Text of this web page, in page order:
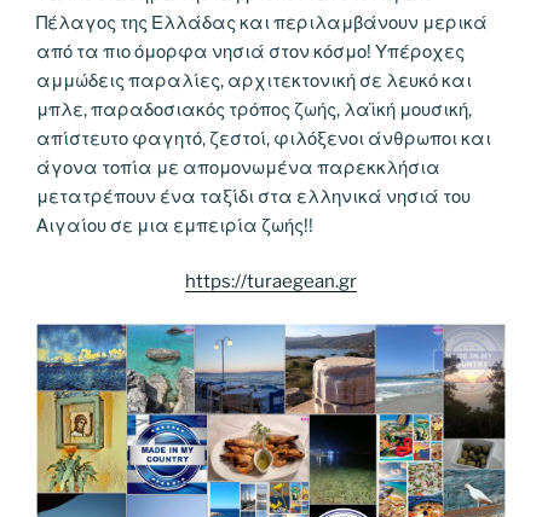
Πέλαγος της Ελλάδας και περιλαμβάνουν μερικά
από τα πιο όμορφα νησιά στον κόσμο! Υπέροχες
αμμώδεις παραλίες, αρχιτεκτονική σε λευκό και
μπλε, παραδοσιακός τρόπος ζωής, λαϊκή μουσική,
απίστευτο φαγητό, ζεστοί, φιλόξενοι άνθρωποι και
άγονα τοπία με απομονωμένα παρεκκλήσια
μετατρέπουν ένα ταξίδι στα ελληνικά νησιά του
Αιγαίου σε μια εμπειρία ζωής!!
https://turaegean.gr